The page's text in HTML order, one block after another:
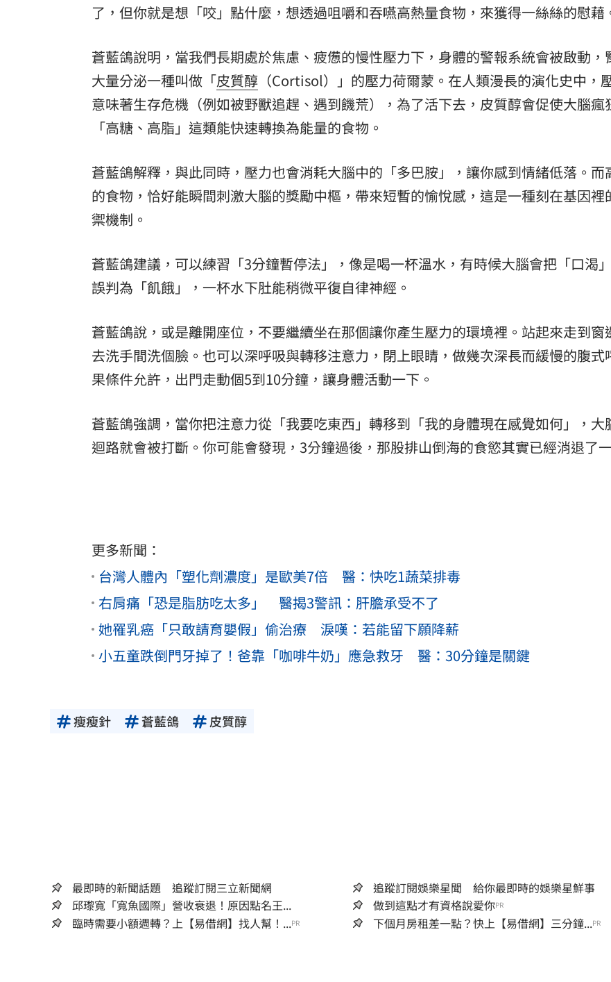
了，但你就是想「咬」點什麼，想透過咀嚼和吞嚥高熱量食物，來獲得一絲絲的慰藉
蒼藍鴿說明，當我們長期處於焦慮、疲憊的慢性壓力下，身體的警報系統會被啟動，
大量分泌一種叫做「皮質醇 （Cortisol）」的壓力荷爾蒙。在人類漫長的演化史中，
意味著生存危機（例如被野獸追趕、遇到饑荒），為了活下去，皮質醇會促使大腦瘋
「高糖、高脂」這類能快速轉換為能量的食物。
蒼藍鴿解釋，與此同時，壓力也會消耗大腦中的「多巴胺」，讓你感到情緒低落。而
的食物，恰好能瞬間刺激大腦的獎勵中樞，帶來短暫的愉悅感，這是一種刻在基因裡
禦機制。
蒼藍鴿建議，可以練習「3分鐘暫停法」，像是喝一杯溫水，有時候大腦會把「口渴
誤判為「飢餓」，一杯水下肚能稍微平復自律神經。
蒼藍鴿說，或是離開座位，不要繼續坐在那個讓你產生壓力的環境裡。站起來走到窗
去洗手間洗個臉。也可以深呼吸與轉移注意力，閉上眼睛，做幾次深長而緩慢的腹式
果條件允許，出門走動個5到10分鐘，讓身體活動一下。
蒼藍鴿強調，當你把注意力從「我要吃東西」轉移到「我的身體現在感覺如何」，大
迴路就會被打斷。你可能會發現，3分鐘過後，那股排山倒海的食慾其實已經消退了
更多新聞：
台灣人體內「塑化劑濃度」是歐美7倍 醫：快吃1蔬菜排毒
右肩痛「恐是脂肪吃太多」 醫揭3警訊：肝膽承受不了
她罹乳癌「只敢請育嬰假」偷治療 淚嘆：若能留下願降薪
小五童跌倒門牙掉了！爸靠「咖啡牛奶」應急救牙 醫：30分鐘是關鍵
瘦瘦針 蒼藍鴿 皮質醇
最即時的新聞話題 追蹤訂閱三立新聞網
追蹤訂閱娛樂星聞 給你最即時的娛樂星鮮事
邱瓈寬「寬魚國際」營收衰退！原因點名王...
做到這點才有資格說愛你PR
臨時需要小額週轉？上【易借網】找人幫！...PR 下個月房租差一點？快上【易借網】三分鐘...PR